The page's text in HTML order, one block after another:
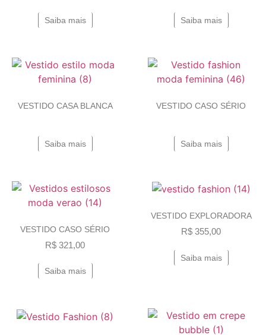
Saiba mais Saiba mais
VESTIDO CASA BLANCA
Saiba mais
VESTIDO CASO SÉRIO
Saiba mais
VESTIDO CASO SÉRIO
R$ 321,00
Saiba mais
VESTIDO EXPLORADORA
R$ 355,00
Saiba mais